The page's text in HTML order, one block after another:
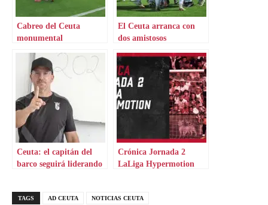
Cabreo del Ceuta
monumental
El Ceuta arranca con
dos amistosos
Ceuta: el capitán del
barco seguirá liderando
Crónica Jornada 2
LaLiga Hypermotion
TAGS AD CEUTA NOTICIAS CEUTA